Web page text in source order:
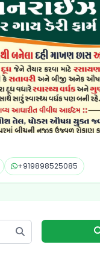
+919898525085